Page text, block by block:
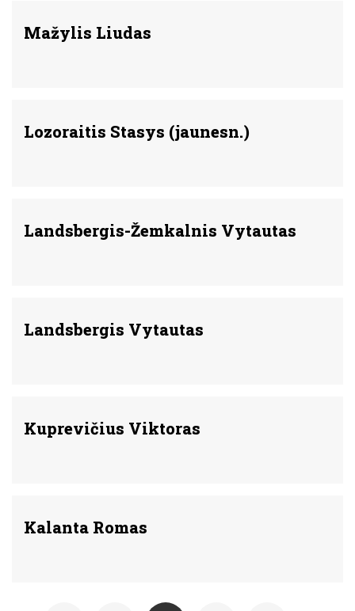
Mažylis Liudas
Lozoraitis Stasys (jaunesn.)
Landsbergis-Žemkalnis Vytautas
Landsbergis Vytautas
Kuprevičius Viktoras
Kalanta Romas